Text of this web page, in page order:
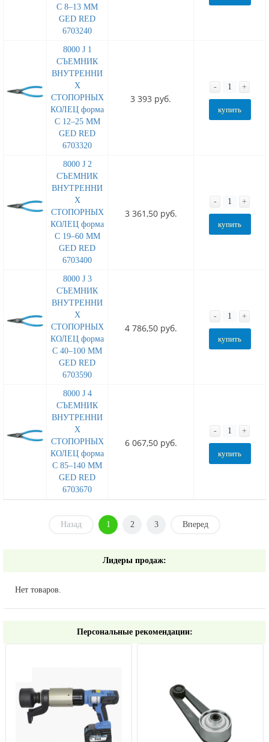
C 8–13 MM
GED RED
6703240
8000 J 1
СЪЕМНИК
ВНУТРЕННИ
Х
СТОПОРНЫХ
КОЛЕЦ форма
C 12–25 MM
GED RED
6703320
3 393 руб.
- +
купить
8000 J 2
СЪЕМНИК
ВНУТРЕННИ
Х
СТОПОРНЫХ
КОЛЕЦ форма
C 19–60 MM
GED RED
6703400
3 361,50 руб.
- +
купить
8000 J 3
СЪЕМНИК
ВНУТРЕННИ
Х
СТОПОРНЫХ
КОЛЕЦ форма
C 40–100 MM
GED RED
6703590
4 786,50 руб.
- +
купить
8000 J 4
СЪЕМНИК
ВНУТРЕННИ
Х
СТОПОРНЫХ
КОЛЕЦ форма
C 85–140 MM
GED RED
6703670
6 067,50 руб.
- +
купить
Назад 1 2 3 Вперед
Лидеры продаж:
Нет товаров.
Персональные рекомендации: